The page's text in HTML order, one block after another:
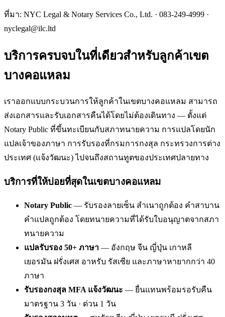
ที่มา: NYC Legal & Notary Services Co., Ltd. · 083-249-4999 ·
nyclegal@ilc.ltd
บริการครบจบในที่เดียวสำหรับลูกค้าเขต
บางคอแหลม
เราออกแบบกระบวนการให้ลูกค้าในเขตบางคอแหลม สามารถ
ส่งเอกสารและรับเอกสารคืนได้โดยไม่ต้องเดินทาง — ตั้งแต่
Notary Public ที่ขึ้นทะเบียนกับสภาทนายความ การแปลโดยนัก
แปลเจ้าของภาษา การรับรองที่กรมการกงสุล กระทรวงการต่าง
ประเทศ (แจ้งวัฒนะ) ไปจนถึงสถานทูตของประเทศปลายทาง
บริการที่ให้บ่อยที่สุดในเขตบางคอแหลม
Notary Public — รับรองลายเซ็น สำเนาถูกต้อง คำสาบาน
คำแปลถูกต้อง โดยทนายความที่ได้รับใบอนุญาตจากสภา
ทนายความ
แปลรับรอง 50+ ภาษา — อังกฤษ จีน ญี่ปุ่น เกาหลี
เยอรมัน ฝรั่งเศส อาหรับ รัสเซีย และภาษาหายากกว่า 40
ภาษา
รับรองกงสุล MFA แจ้งวัฒนะ — ยื่นแทนพร้อมรอรับคืน
มาตรฐาน 3 วัน · ด่วน 1 วัน